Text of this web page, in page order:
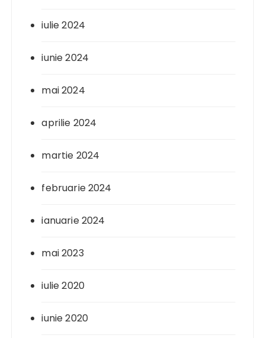
iulie 2024
iunie 2024
mai 2024
aprilie 2024
martie 2024
februarie 2024
ianuarie 2024
mai 2023
iulie 2020
iunie 2020